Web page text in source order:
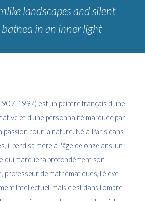
landscapes and silent
bathed in an inner light
1997) est un peintre français d'une
et d'une personnalité marquée par
passion pour la nature. Né à Paris dans
il perd sa mère à l'âge de onze ans, un
qui marquera profondément son
professeur de mathématiques, l'élève
intellectuel, mais c’est dans l’ombre